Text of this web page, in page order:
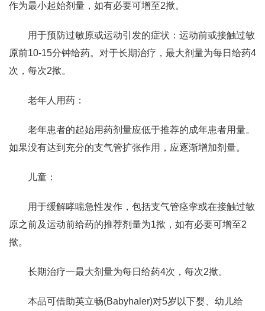
作为最小起始剂量，如有必要可增至2揿。
用于预防过敏原或运动引发的症状：运动前或接触过敏
原前10-15分钟给药。对于长期治疗，最大剂量为每日给药4
次，每次2揿。
老年人用药：
老年患者的起始用药剂量应低于推荐的成年患者用量。
如果没有达到充分的支气管扩张作用，应逐渐增加剂量。
儿童：
用于缓解哮喘急性发作，包括支气管痉挛或在接触过敏
原之前及运动前给药的推荐剂量为1揿，如有必要可增至2
揿。
长期治疗一最大剂量为每日给药4次，每次2揿。
本品可借助英立畅(Babyhaler)对5岁以下婴、幼儿给